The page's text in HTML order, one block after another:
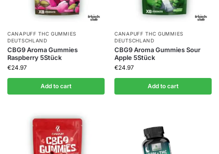
CANAPUFF THC GUMMIES​
DEUTSCHLAND
CBG9 Aroma Gummies
Raspberry 5Stück
€24.97
Add to cart
CANAPUFF THC GUMMIES​
DEUTSCHLAND
CBG9 Aroma Gummies Sour
Apple 5Stück
€24.97
Add to cart